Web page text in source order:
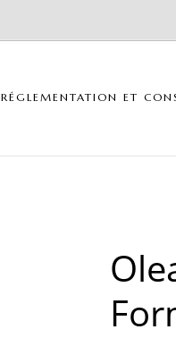
RÉGLEMENTATION ET